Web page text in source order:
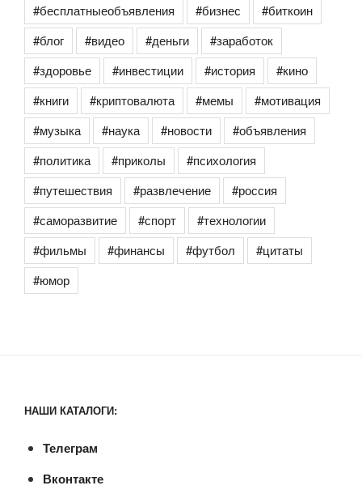
#бесплатныеобъявления
#бизнес
#биткоин
#блог
#видео #деньги
#заработок
#здоровье
#инвестиции #история
#кино
#книги
#криптовалюта #мемы
#мотивация
#музыка
#наука #новости
#объявления
#политика
#приколы
#психология
#путешествия
#развлечение
#россия
#саморазвитие
#спорт
#технологии
#фильмы
#финансы #футбол
#цитаты
#юмор
НАШИ КАТАЛОГИ:
Телеграм
Вконтакте